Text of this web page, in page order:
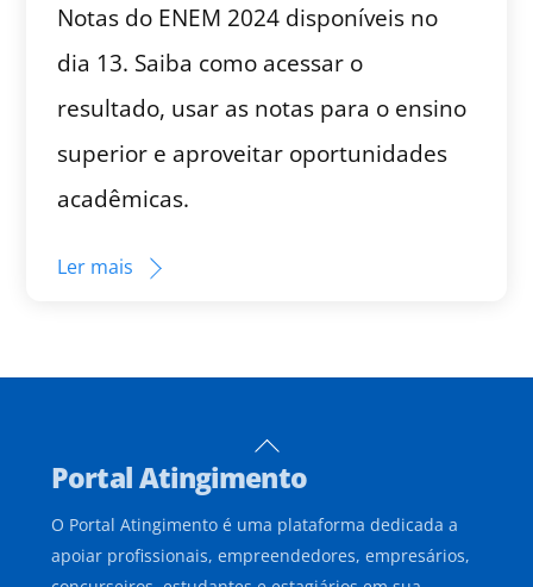
Notas do ENEM 2024 disponíveis no
dia 13. Saiba como acessar o
resultado, usar as notas para o ensino
superior e aproveitar oportunidades
acadêmicas.
Ler mais
Back
To
Portal Atingimento
O Portal Atingimento é uma plataforma dedicada a
apoiar profissionais, empreendedores, empresários,